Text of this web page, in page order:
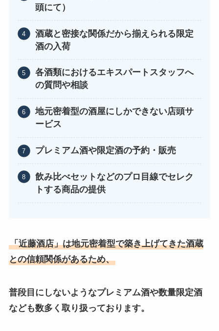
頭にて）
酒蔵と密接な関係だから揃えられる限定
酒の入荷
各酒類におけるエキスパートスタッフへ
の質問や相談
地元密着型の酒屋にしかできない店頭サ
ービス
プレミアム酒や限定酒の予約・販売
飲み比べセットなどのプロ目線でセレク
トする商品の提供
「近藤酒店」は地元密着型で築き上げてきた酒蔵
との信頼関係があるため、
普段目にしないようなプレミアム酒や数量限定酒
なども数多く取り扱っております。